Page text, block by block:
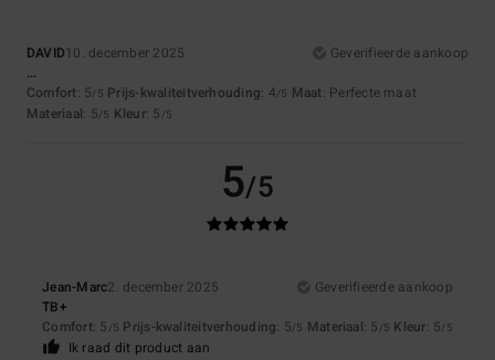
DAVID10. december 2025
Geverifieerde aankoop
...
Comfort: 5/5 Prijs-kwaliteitverhouding: 4/5 Maat: Perfecte maat
Materiaal: 5/5 Kleur: 5 /5
5/5
Jean-Marc2. december 2025
Geverifieerde aankoop
TB+
Comfort: 5 /5 Prijs-kwaliteitverhouding: 5/5 Materiaal: 5 /5 Kleur: 5/5
Ik raad dit product aan